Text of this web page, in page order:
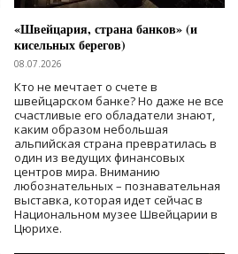
«Швейцария, страна банков» (и
кисельных берегов)
08.07.2026
Кто не мечтает о счете в
швейцарском банке? Но даже не все
счастливые его обладатели знают,
каким образом небольшая
альпийская страна превратилась в
один из ведущих финансовых
центров мира. Вниманию
любознательных – познавательная
выставка, которая идет сейчас в
Национальном музее Швейцарии в
Цюрихе.